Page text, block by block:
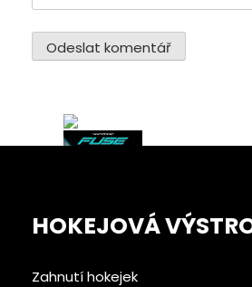
HOKEJOVÁ
Zahnutí hokejek